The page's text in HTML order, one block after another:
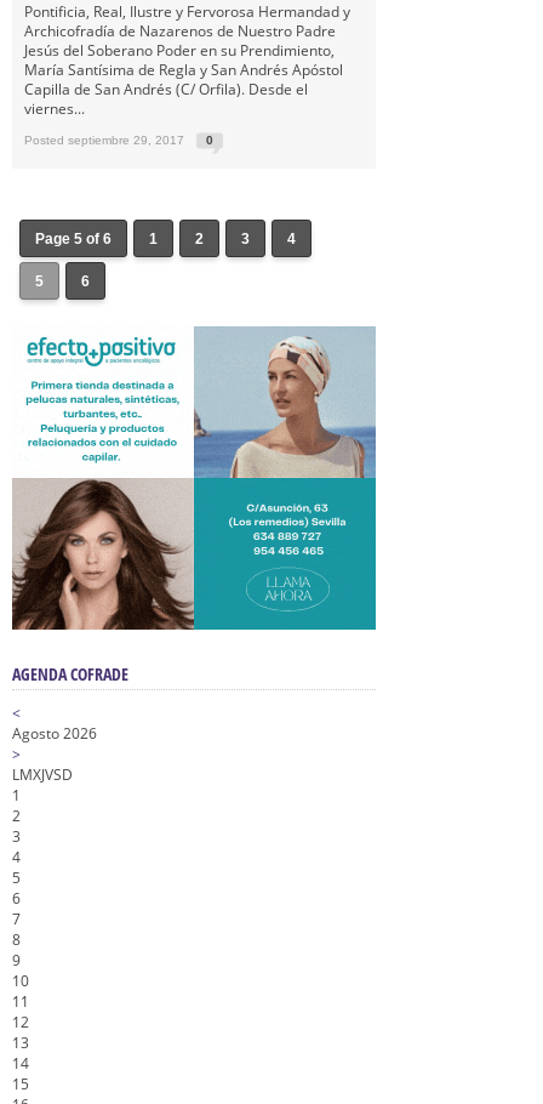
Pontificia, Real, Ilustre y Fervorosa Hermandad y
Archicofradía de Nazarenos de Nuestro Padre
Jesús del Soberano Poder en su Prendimiento,
María Santísima de Regla y San Andrés Apóstol
Capilla de San Andrés (C/ Orfila). Desde el
viernes...
Posted septiembre 29, 2017 0
Page 5 of 6 1 2 3 4
5 6
AGENDA COFRADE
<
Agosto 2026
>
LMXJVSD
1
2
3
4
5
6
7
8
9
10
11
12
13
14
15